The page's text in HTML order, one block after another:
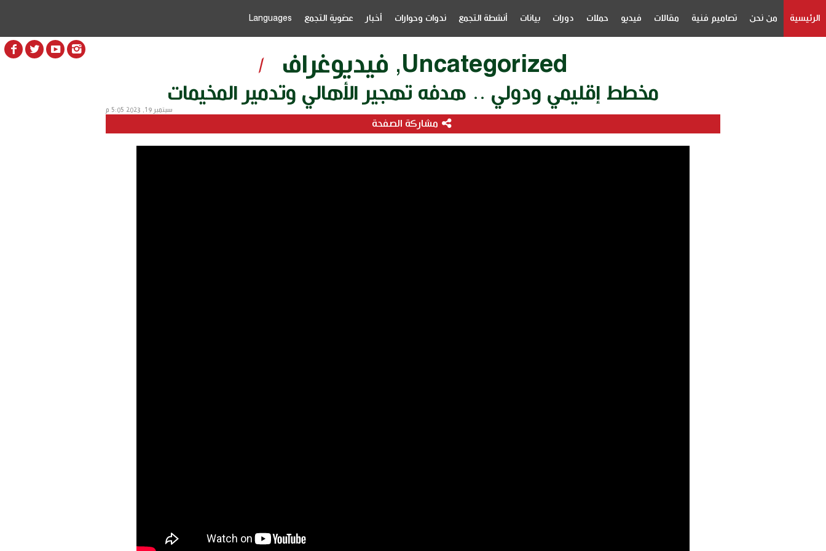
الرئيسية من نحن تصاميم فنية مقالات فيديو حملات دورات بيانات أنشطة التجمع ندوات وحوارات أخبار عضوية التجمع Languages
Uncategorized
, فيديوغراف
/
مخطط إقليمي ودولي .. هدفه تهجير الأهالي وتدمير المخيمات
سبتمبر 19, 2023 5:05 م
مشاركة الصفحة